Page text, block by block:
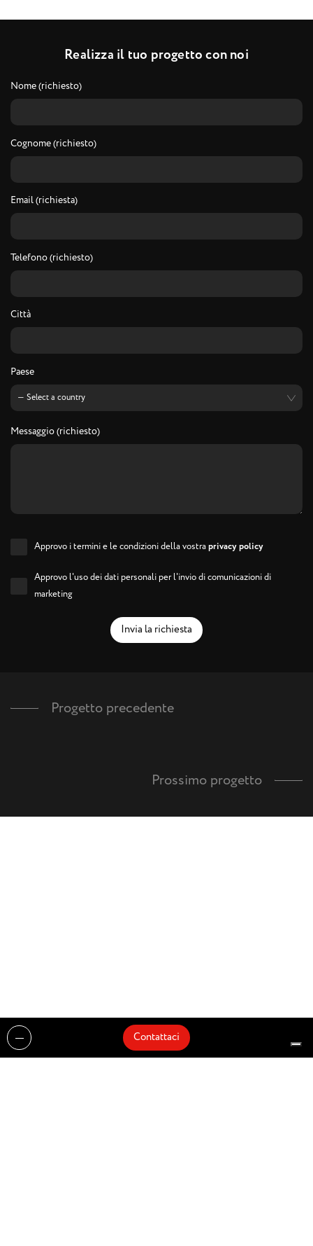
Realizza il tuo progettoconnoi
Nome (richiesto)
Cognome (richiesto)
Email (richiesta)
Telefono (richiesto)
Città
Paese
Messaggio (richiesto)
Approvo i termini e le condizioni della vostraprivacy policy
Approvo l'uso dei dati personali per l'invio di comunicazioni di
marketing
Invia la richiesta
Progetto precedente
Prossimo progetto
Contattaci